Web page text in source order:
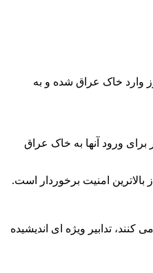
وارد خاک عراق شده و به
برای ورود آنها به خاک عراق
بالاترین امنیت برخوردار است.
تدابیر ویژه ای اندیشیده